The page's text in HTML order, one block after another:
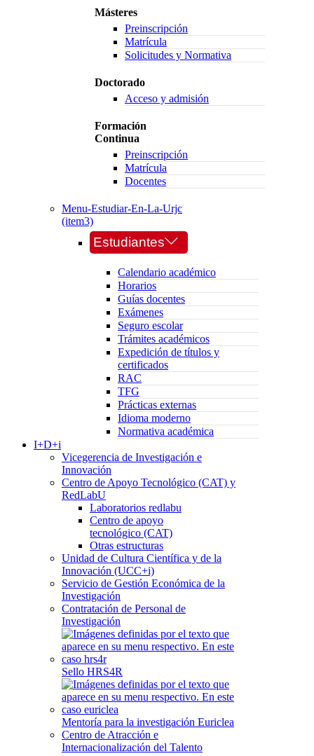
Másteres
Preinscripción
Matrícula
Solicitudes y Normativa
Doctorado
Acceso y admisión
Formación
Continua
Preinscripción
Matrícula
Docentes
Menu-Estudiar-En-La-Urjc
(item3)
Estudiantes
Calendario académico
Horarios
Guías docentes
Exámenes
Seguro escolar
Trámites académicos
Expedición de títulos y
certificados
RAC
TFG
Prácticas externas
Idioma moderno
Normativa académica
I+D+i
Vicegerencia de Investigación e
Innovación
Centro de Apoyo Tecnológico (CAT) y
RedLabU
Laboratorios redlabu
Centro de apoyo
tecnológico (CAT)
Otras estructuras
Unidad de Cultura Científica y de la
Innovación (UCC+i)
Servicio de Gestión Económica de la
Investigación
Contratación de Personal de
Investigación
Sello HRS4R
Mentoría para la investigación Euriclea
Centro de Atracción e
Internacionalización del Talento